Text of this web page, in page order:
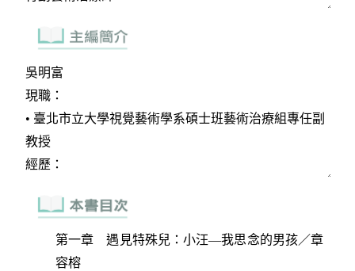
第一章 遇見特殊兒：小汪—我思念的男孩／章
容榕